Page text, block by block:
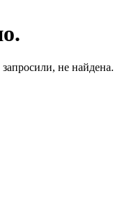
не найдена.